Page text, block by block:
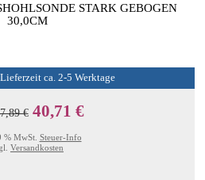
STARK GEBOGEN
30,0CM
ca. 2-5 Werktage
€ 40,71 €
% MwSt. Steuer-Info
Versandkosten